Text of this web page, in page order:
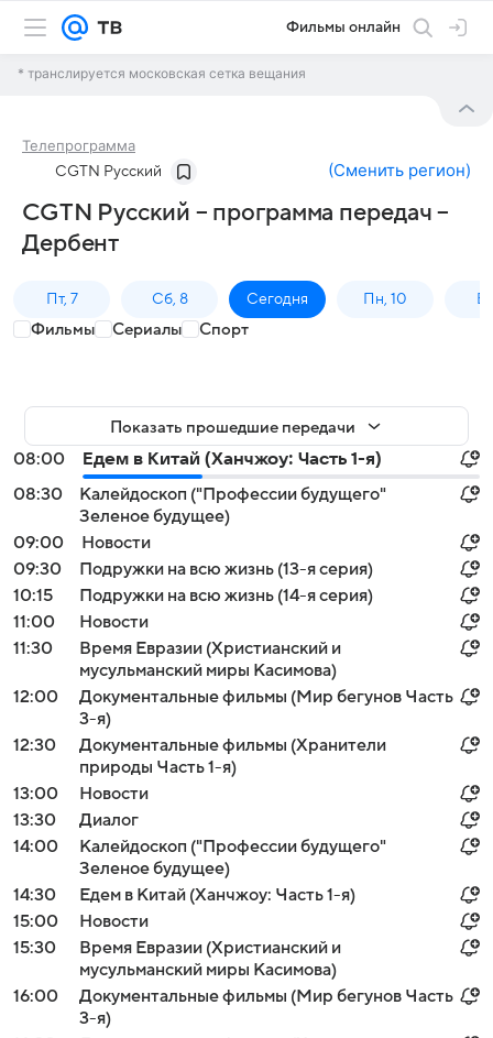
Фильмы онлайн
* транслируется московская сетка вещания
Телепрограмма
CGTN Русский (Сменить регион)
CGTN Русский – программа передач –
Дербент
Пт, 7 Сб, 8 Сегодня Пн, 10
Фильмы Сериалы Спорт
Показать прошедшие передачи
08:00
Едем в Китай (Ханчжоу: Часть 1-я)
08:30
Калейдоскоп ("Профессии будущего"
Зеленое будущее)
09:00
Новости
09:30
Подружки на всю жизнь (13-я серия)
10:15
Подружки на всю жизнь (14-я серия)
11:00
Новости
11:30
Время Евразии (Христианский и
мусульманский миры Касимова)
12:00
Документальные фильмы (Мир бегунов Часть
3-я)
12:30
Документальные фильмы (Хранители
природы Часть 1-я)
13:00
Новости
13:30
Диалог
14:00
Калейдоскоп ("Профессии будущего"
Зеленое будущее)
14:30
Едем в Китай (Ханчжоу: Часть 1-я)
15:00
Новости
15:30
Время Евразии (Христианский и
мусульманский миры Касимова)
16:00
Документальные фильмы (Мир бегунов Часть
3-я)